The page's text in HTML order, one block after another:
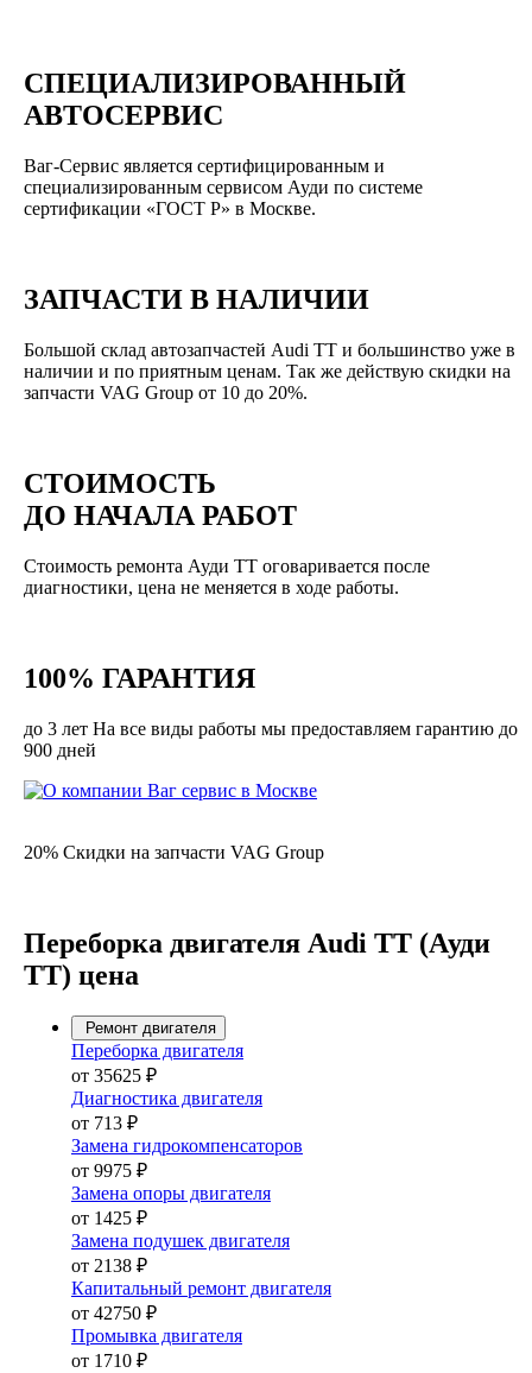
СПЕЦИАЛИЗИРОВАННЫЙ
АВТОСЕРВИС
Ваг-Сервис является сертифицированным и
специализированным сервисом Ауди по системе
сертификации «ГОСТ Р» в Москве.
ЗАПЧАСТИ В НАЛИЧИИ
Большой склад автозапчастей Audi TT и большинство уже в
наличии и по приятным ценам. Так же действую скидки на
запчасти VAG Group от 10 до 20%.
СТОИМОСТЬ
ДО НАЧАЛА РАБОТ
Стоимость ремонта Ауди ТТ оговаривается после
диагностики, цена не меняется в ходе работы.
100% ГАРАНТИЯ
до 3 лет На все виды работы мы предоставляем гарантию до
900 дней
20% Скидки на запчасти VAG Group
Переборка двигателя Audi TT (Ауди
ТТ) цена
Ремонт двигателя
Переборка двигателя
от 35625 ₽
Диагностика двигателя
от 713 ₽
Замена гидрокомпенсаторов
от 9975 ₽
Замена опоры двигателя
от 1425 ₽
Замена подушек двигателя
от 2138 ₽
Капитальный ремонт двигателя
от 42750 ₽
Промывка двигателя
от 1710 ₽